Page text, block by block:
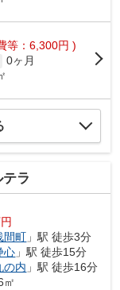
等：6,300円 )
0ヶ月
ラ
間町 」駅 徒歩3分
心 」駅 徒歩15分
の内 」駅 徒歩16分
㎡